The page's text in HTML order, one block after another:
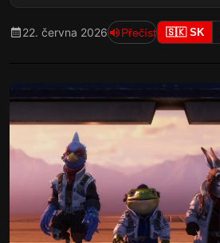
22. června 2026 Přečíst 🇸🇰 SK